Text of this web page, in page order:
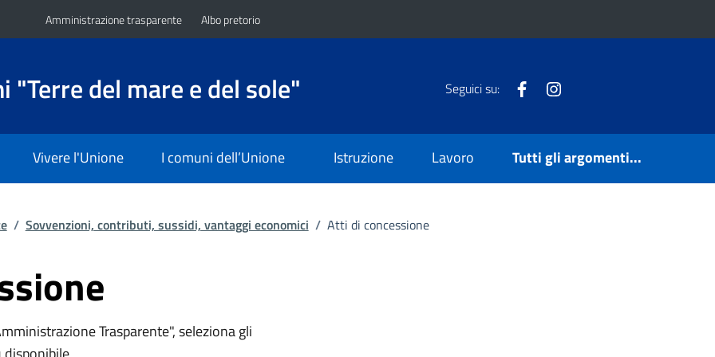
Amministrazione trasparente Albo pretorio
"Terre del mare e del sole" Seguici su: Facebook
Vivere l'Unione I comuni dell’Unione Istruzione Lavoro Tutti gli argomenti...
/ Sovvenzioni, contributi, sussidi, vantaggi economici / Atti di concessione
Trasparente", seleziona gli